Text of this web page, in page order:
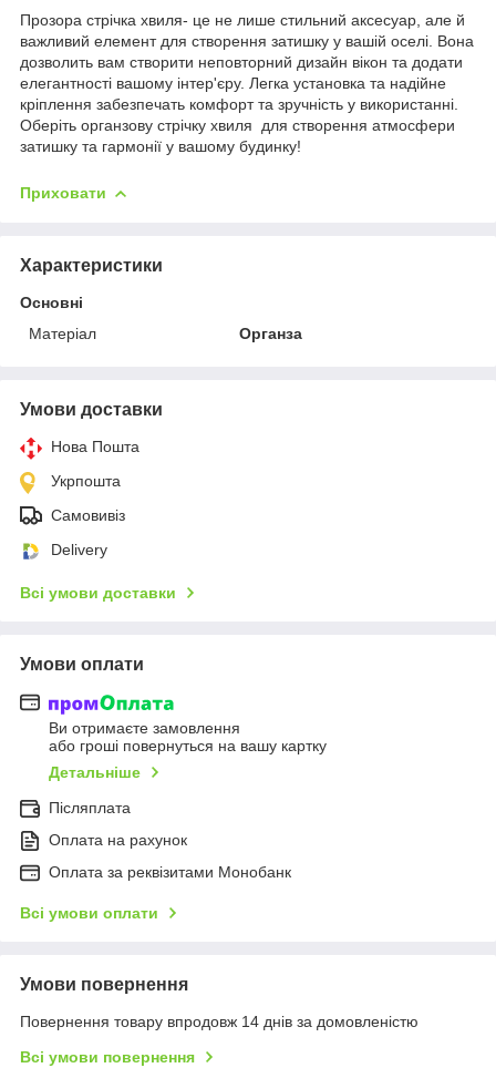
Прозора стрічка хвиля- це не лише стильний аксесуар, але й
важливий елемент для створення затишку у вашій оселі. Вона
дозволить вам створити неповторний дизайн вікон та додати
елегантності вашому інтер'єру. Легка установка та надійне
кріплення забезпечать комфорт та зручність у використанні.
Оберіть органзову стрічку хвиля для створення атмосфери
затишку та гармонії у вашому будинку!
Приховати
Характеристики
Основні
Матеріал
Органза
Умови доставки
Нова Пошта
Укрпошта
Самовивіз
Delivery
Всі умови доставки
Умови оплати
Ви отримаєте замовлення
або гроші повернуться на вашу картку
Детальніше
Післяплата
Оплата на рахунок
Оплата за реквізитами Монобанк
Всі умови оплати
Умови повернення
Повернення товару впродовж 14 днів за домовленістю
Всі умови повернення